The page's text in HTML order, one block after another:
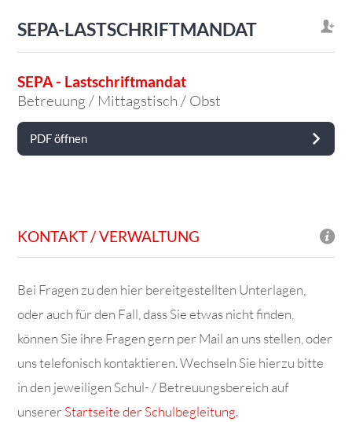
SEPA-LASTSCHRIFTMANDAT
SEPA - Lastschriftmandat
Betreuung / Mittagstisch / Obst
PDF öffnen
KONTAKT / VERWALTUNG
Bei Fragen zu den hier bereitgestellten Unterlagen,
oder auch für den Fall, dass Sie etwas nicht finden,
können Sie ihre Fragen gern per Mail an uns stellen, oder
uns telefonisch kontaktieren. Wechseln Sie hierzu bitte
in den jeweiligen Schul- / Betreuungsbereich auf
unserer Startseite der Schulbegleitung.